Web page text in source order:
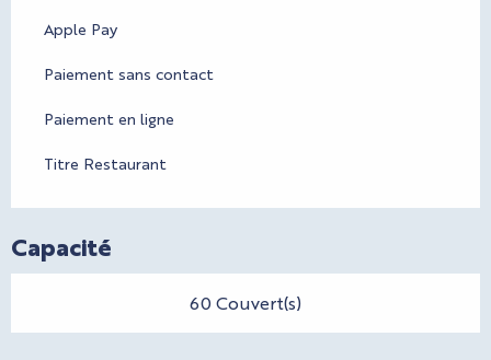
Apple Pay
Paiement sans contact
Paiement en ligne
Titre Restaurant
Capacité
60 Couvert(s)